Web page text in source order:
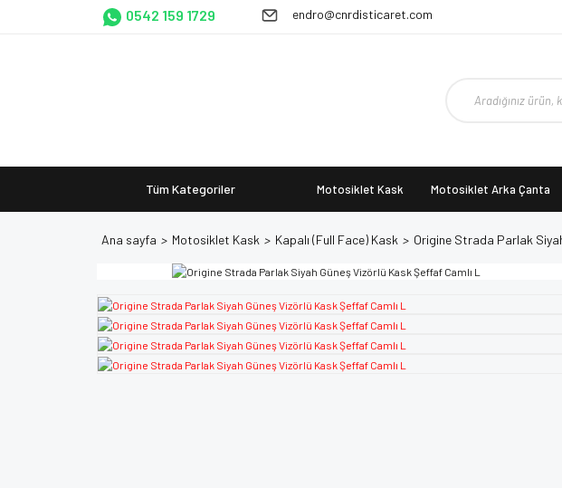
0542 159 1729 endro@cnrdisticaret.com
Tüm Kategoriler Motosiklet Kask Motosiklet Arka Çanta
Ana sayfa Motosiklet Kask Kapalı (Full Face) Kask Origine Strada Parlak